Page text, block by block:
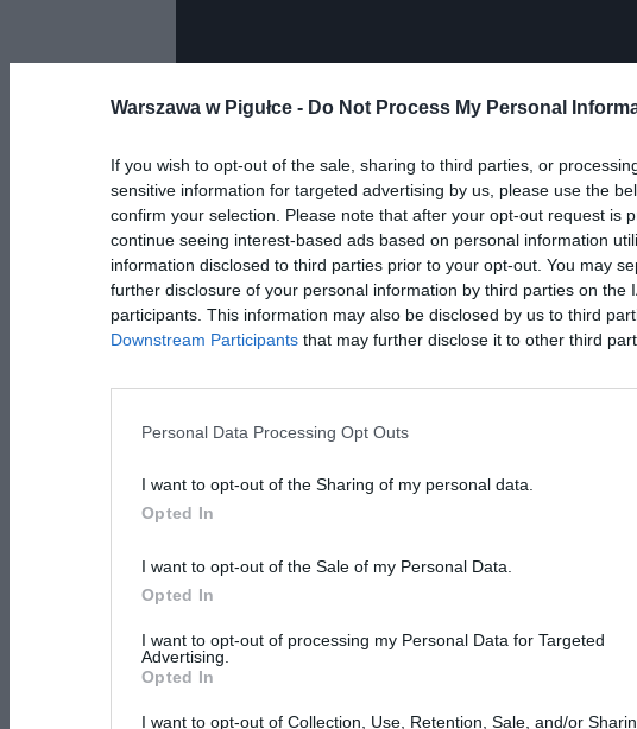
Warszawa w Pigułce - Do Not Process My Personal
If you wish to opt-out of the sale, sharing to third parties, or
sensitive information for targeted advertising by us, please use the
confirm your selection. Please note that after your opt-out request is
continue seeing interest-based ads based on personal information
information disclosed to third parties prior to your opt-out. You may
further disclosure of your personal information by third parties on the
participants. This information may also be disclosed by us to third
Downstream Participants that may further disclose it to other third
Personal Data Processing Opt Outs
I want to opt-out of the Sharing of my personal data.
Opted In
I want to opt-out of the Sale of my Personal Data.
Opted In
I want to opt-out of processing my Personal Data for Targeted
Advertising.
Opted In
I want to opt-out of Collection, Use, Retention, Sale, and/or
Dodaj nas do preferowanych źródeł w Google